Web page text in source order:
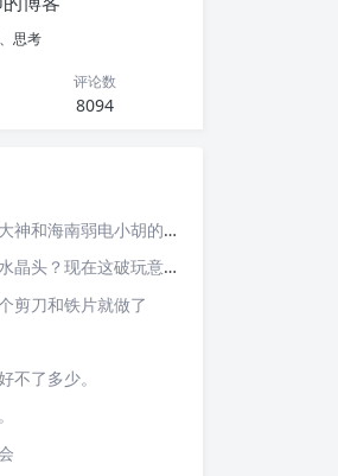
思考
评论数
8094
们做这些的熟练程度，是不是也是建立在这些翻车之上的....
在这破玩意变得这么复杂了？
剪刀和铁片就做了
不了多少。